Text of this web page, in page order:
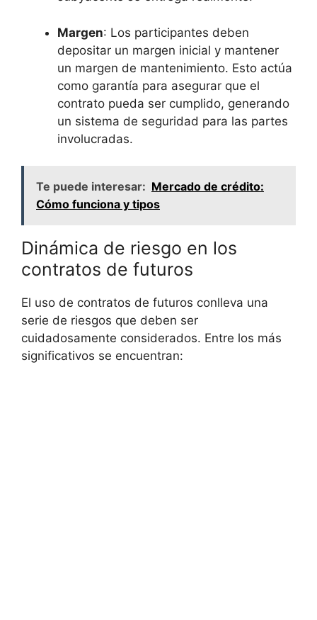
Margen: ‌Los participantes deben
depositar un⁢ margen inicial y mantener
un margen de ⁤mantenimiento. Esto ⁢actúa
como garantía para asegurar que el
contrato pueda ser ⁣cumplido, generando
un​ sistema de seguridad⁢ para ⁤las ​partes
⁢involucradas.
Te puede interesar: Mercado de crédito:
Cómo funciona y tipos
Dinámica de riesgo en los
contratos de futuros
El uso de contratos de futuros ‌conlleva ​una
serie de riesgos que deben ⁤ser⁣
cuidadosamente considerados. Entre los más
significativos se encuentran: